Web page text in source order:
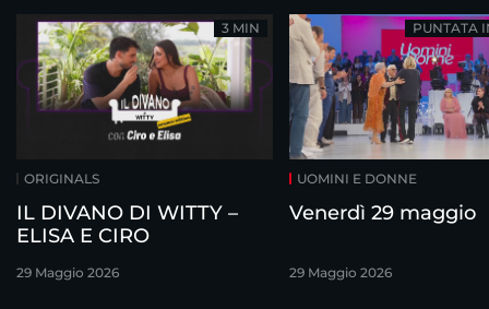
ORIGINALS
IL DIVANO DI WITTY –
ELISA E CIRO
29 Maggio 2026
3 MIN
UOMINI E DONNE
Venerdì 29 maggio
29 Maggio 2026
PUNTATA